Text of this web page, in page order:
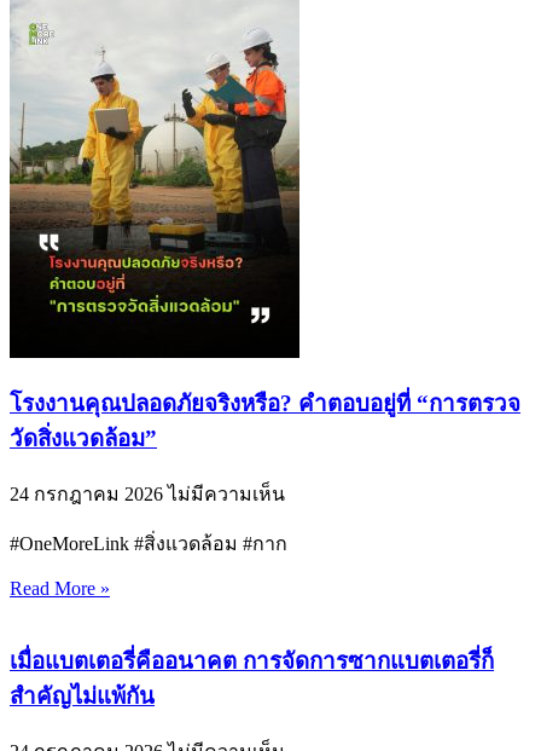
โรงงานคุณปลอดภัยจริงหรือ? คำตอบอยู่ที่ “การตรวจ
วัดสิ่งแวดล้อม”
24 กรกฎาคม 2026ไม่มีความเห็น
#OneMoreLink #สิ่งแวดล้อม #กาก
Read More »
เมื่อแบตเตอรี่คืออนาคต การจัดการซากแบตเตอรี่ก็
สำคัญไม่แพ้กัน